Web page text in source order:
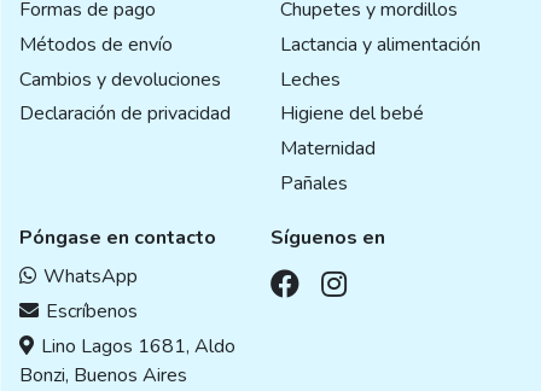
Formas de pago
Métodos de envío
Cambios y devoluciones
Declaración de privacidad
Chupetes y mordillos
Lactancia y alimentación
Leches
Higiene del bebé
Maternidad
Pañales
Póngase en contacto
WhatsApp
Escríbenos
Lino Lagos 1681, Aldo
Bonzi, Buenos Aires
Síguenos en